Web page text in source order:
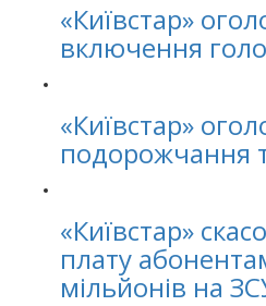
«Київстар»
включення
«Київстар»
подорожчання
«Київстар»
плату
мільйонів на